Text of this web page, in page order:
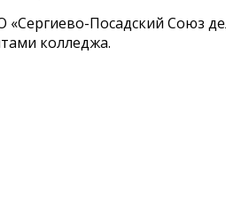
Посадский Союз
колледжа.